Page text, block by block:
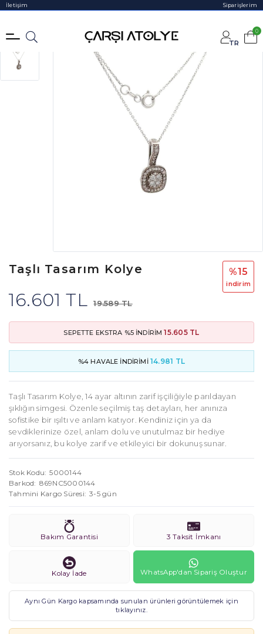
İletişim Siparişlerim
TR
0
Taşlı Tasarım Kolye
16.601 TL 19.589 TL
%15
i̇ndi̇ri̇m
SEPETTE EKSTRA %5 İNDİRİM15.605 TL
%4 HAVALE İNDİRİMİ 14.981 TL
Taşlı Tasarım Kolye, 14 ayar altının zarif işçiliğiyle parıldayan
şıklığın simgesi. Özenle seçilmiş taş detayları, her anınıza
sofistike bir ışıltı ve anlam katıyor. Kendiniz için ya da
sevdiklerinize özel, anlam dolu ve unutulmaz bir hediye
arıyorsanız, bu kolye zarif ve etkileyici bir dokunuş sunar.
Stok Kodu
5000144
Barkod
869NC5000144
Tahmini Kargo Süresi
3-5 gün
Bakım Garantisi 3 Taksit İmkanı
Kolay İade WhatsApp'dan Sipariş Oluştur
Aynı Gün Kargo kapsamında sunulan ürünleri görüntülemek için
tıklayınız.